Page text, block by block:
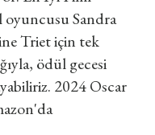
oyuncusu Sandra
Triet için tek
ödül gecesi
2024 Oscar